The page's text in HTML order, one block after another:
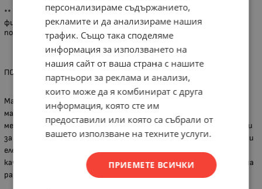
** Вариантите за доставка са до адрес, до офис на куриерска
фирма или от наш обект в град Хасково. Всички наши клиенти
ползват отстъпки за куриерските услуги на Спиди и Еконт.
ПОВЕЧЕ ЗА ГРУПАТА ПРОДУКТИ
Марката Raider на Евромастер Импорт Експорт ООД предлага
машини подходящи за строителство, дървообработване,
металообработване, авто и градинска техника, и консумативи
за тях. Фирмата има лидерска позиция в търговията на ръчни и
електроинструменти в България. Продуктите се отличават с
качество, отговарящо на високи професионални изисквания, на
разумна и достъпна цена.
персонализираме съдържанието,
рекламите и да анализираме нашия
трафик. Също така споделяме
информация за използването на
нашия сайт от ваша страна с нашите
партньори за реклама и анализи,
които може да я комбинират с друга
информация, която сте им
предоставили или която са събрали от
вашето използване на техните услуги.
ПРИЕМЕТЕ ВСИЧКИ